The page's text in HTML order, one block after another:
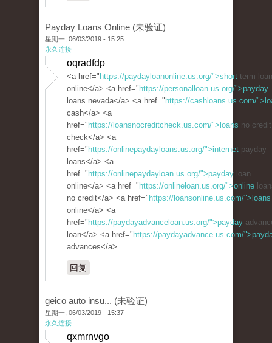
Payday Loans Online (未验证)
星期一, 06/03/2019 - 15:25
永久连接
oqradfdp
<a href=" https://paydayloanonline.us.org/">short term
online</a> <a href=" https://personalloan.us.org/">payday
loans nevada</a> <a href=" https://cashloans.us.com/
cash</a> <a
href=" https://loansnocreditcheck.us.com/">loans no credit
check</a> <a
href=" https://onlinepaydayloans.us.org/">internet payday
loans</a> <a
href=" https://onlinepaydayloan.us.org/">payday loan
online</a> <a href=" https://onlineloan.us.org/">online
no credit</a> <a href=" https://loansonline.us.com/">loans
online</a> <a
href=" https://paydayadvanceloan.us.org/">payday
loan</a> <a href=" https://paydayadvance.us.com/
advances</a>
回复
geico auto insu... (未验证)
星期一, 06/03/2019 - 15:37
永久连接
qxmrnvgo